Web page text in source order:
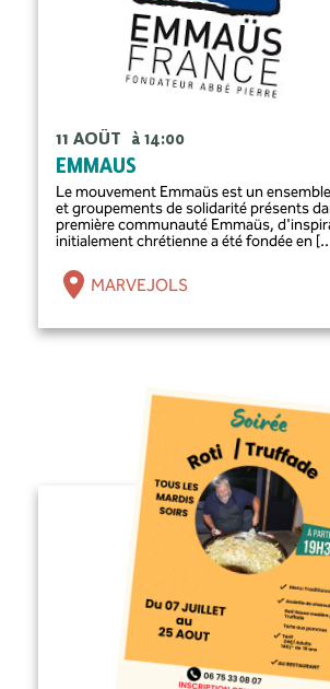
11 AOÛT à 14:00
EMMAUS
Le mouvement Emmaüs est un
et groupements de solidarité présents
première communauté Emmaüs,
initialement chrétienne a été fondée en
MARVEJOLS